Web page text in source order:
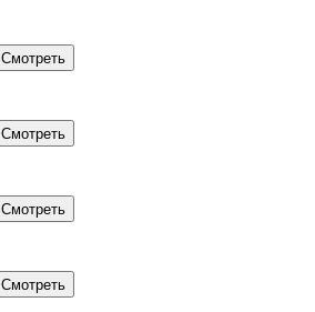
Смотреть
Смотреть
Смотреть
Смотреть